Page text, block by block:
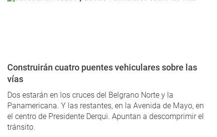
Construirán cuatro puentes vehiculares sobre las
vías
Dos estarán en los cruces del Belgrano Norte y la
Panamericana. Y las restantes, en la Avenida de Mayo, en
el centro de Presidente Derqui. Apuntan a descomprimir el
tránsito.